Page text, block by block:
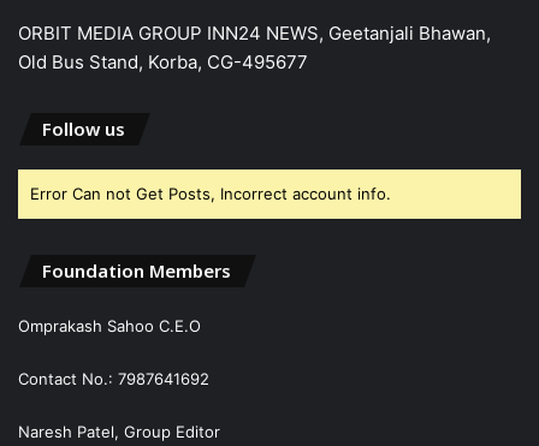
ORBIT MEDIA GROUP INN24 NEWS, Geetanjali Bhawan,
Old Bus Stand, Korba, CG-495677
Follow us
Error Can not Get Posts, Incorrect account info.
Foundation Members
Omprakash Sahoo C.E.O
Contact No.: 7987641692
Naresh Patel, Group Editor